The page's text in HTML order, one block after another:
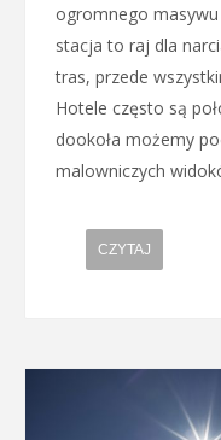
ogromnego
stacja to raj dla
tras, przede
Hotele często są
dookoła możemy
malowniczych
CZYTAJ